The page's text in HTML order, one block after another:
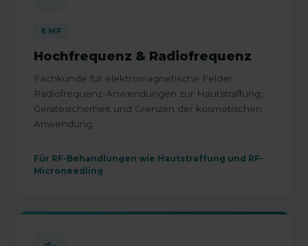
EMF
Hochfrequenz & Radiofrequenz
Fachkunde für elektromagnetische Felder:
Radiofrequenz-Anwendungen zur Hautstraffung,
Gerätesicherheit und Grenzen der kosmetischen
Anwendung.
Für RF-Behandlungen wie Hautstraffung und RF-
Microneedling